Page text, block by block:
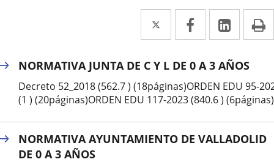
Twitter
Enlace
a
una
aplicación
externa.
Facebook
Enlace
a
una
aplicación
externa.
Enlace
a
una
NORMATIVA JUNTA DE C Y L DE 0 A 3 AÑOS
Decreto 52_2018 (562.7 ) (18páginas)ORDEN EDU 95-
(1 ) (20páginas)ORDEN EDU 117-2023 (840.6 ) (6páginas)
NORMATIVA AYUNTAMIENTO DE VALLADOLID
DE 0 A 3 AÑOS